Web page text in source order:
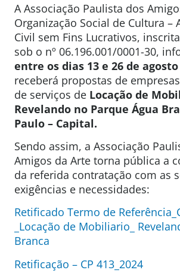
A Associação Paulista dos
Organização Social de Cultura –
Civil sem Fins Lucrativos,
sob o nº 06.196.001/0001-30,
entre os dias 13 e 26 de agosto
receberá propostas de
de serviços de Locação de
Revelando no Parque Água
Paulo – Capital.
Sendo assim, a Associação
Amigos da Arte torna pública a
da referida contratação com as
exigências e necessidades:
Retificado Termo de
_Locação de Mobiliario_
Branca
Retificação – CP 413_2024